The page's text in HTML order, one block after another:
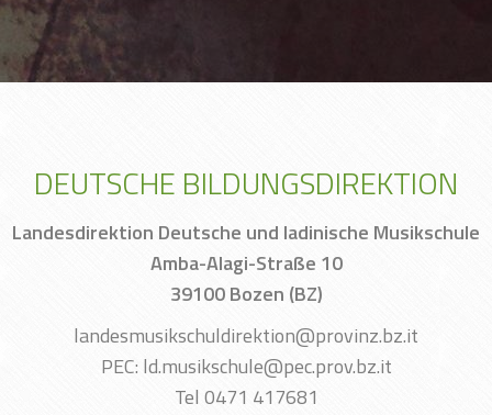
DEUTSCHE BILDUNGSDIREKTION
Landesdirektion Deutsche und ladinische Musikschule
Amba-Alagi-Straße 10
39100 Bozen (BZ)
landesmusikschuldirektion@provinz.bz.it
PEC: ld.musikschule@pec.prov.bz.it
Tel 0471 417681